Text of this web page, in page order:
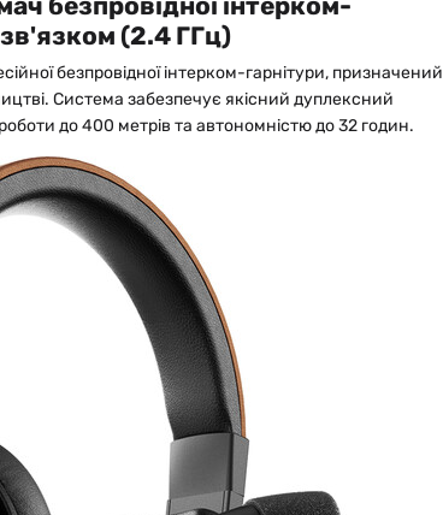
(2.4 ГГц)
безпровідної інтерком-гарнітури, призначений
Система забезпечує якісний дуплексний
до 400 метрів та автономністю до 32 годин.